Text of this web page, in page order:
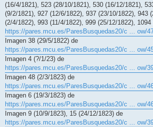
(16/4/1821), 523 (28/10/1821), 530 (16/12/1821),
(9/2/1821), 927 (12/6/1822), 937 (23/10/1822), 943
(2/4/1822), 993 (11/4/1822), 999 (25/12/1822),
https://pares.mcu.es/ParesBusquedas20/c ... ow/
Imagen 38 (29/5/1822) de
https://pares.mcu.es/ParesBusquedas20/c ... ow/
Imagen 4 (?/1/23) de
https://pares.mcu.es/ParesBusquedas20/c ... ow/
Imagen 48 (2/3/1823) de
https://pares.mcu.es/ParesBusquedas20/c ... ow/
Imagen 6 (19/3/1823) de
https://pares.mcu.es/ParesBusquedas20/c ... ow/
Imagen 9 (10/9/1823), 15 (24/12/1823) de
https://pares.mcu.es/ParesBusquedas20/c ... ow/